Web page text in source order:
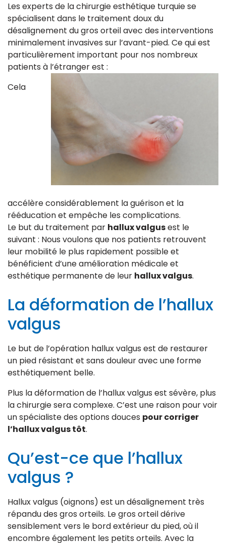
Les experts de la chirurgie esthétique turquie se
spécialisent dans le traitement doux du
désalignement du gros orteil avec des interventions
minimalement invasives sur l’avant-pied. Ce qui est
particulièrement important pour nos nombreux
patients à l’étranger est :
Cela
accélère considérablement la guérison et la
rééducation et empêche les complications.
Le but du traitement par hallux valgusest le
suivant : Nous voulons que nos patients retrouvent
leur mobilité le plus rapidement possible et
bénéficient d’une amélioration médicale et
esthétique permanente de leur hallux valgus.
La déformation de l’hallux
valgus
Le but de l’opération hallux valgus est de restaurer
un pied résistant et sans douleur avec une forme
esthétiquement belle.
Plus la déformation de l’hallux valgus est sévère, plus
la chirurgie sera complexe. C’est une raison pour voir
un spécialiste des options douces pour corriger
l’hallux valgus tôt.
Qu’est-ce que l’hallux
valgus ?
Hallux valgus (oignons) est un désalignement très
répandu des gros orteils. Le gros orteil dérive
sensiblement vers le bord extérieur du pied, où il
encombre également les petits orteils. Avec la